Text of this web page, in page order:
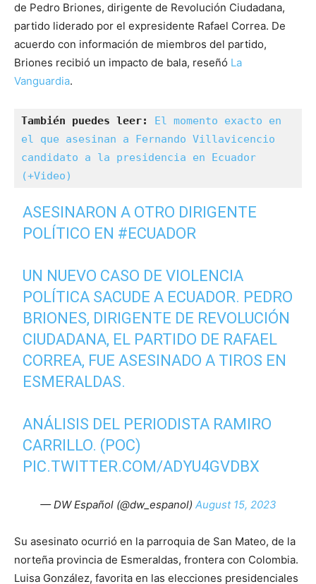
de Pedro Briones, dirigente de Revolución Ciudadana,
partido liderado por el expresidente Rafael Correa. De
acuerdo con información de miembros del partido,
Briones recibió un impacto de bala, reseñó La
Vanguardia.
También puedes leer:
El momento exacto en
el que asesinan a Fernando Villavicencio
candidato a la presidencia en Ecuador
(+Video)
ASESINARON A OTRO DIRIGENTE
POLÍTICO EN #ECUADOR
UN NUEVO CASO DE VIOLENCIA
POLÍTICA SACUDE A ECUADOR. PEDRO
BRIONES, DIRIGENTE DE REVOLUCIÓN
CIUDADANA, EL PARTIDO DE RAFAEL
CORREA, FUE ASESINADO A TIROS EN
ESMERALDAS.
ANÁLISIS DEL PERIODISTA RAMIRO
CARRILLO. (POC)
PIC.TWITTER.COM/ADYU4GVDBX
— DW Español (@dw_espanol) August 15, 2023
Su asesinato ocurrió en la parroquia de San Mateo, de la
norteña provincia de Esmeraldas, frontera con Colombia.
Luisa González, favorita en las elecciones presidenciales